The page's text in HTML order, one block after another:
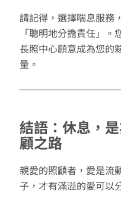
請記得，選擇喘息服務
「聰明地分擔責任」
長照中心願意成為您的
量。
結語：休息，
顧之路
親愛的照顧者，愛是流
子，才有滿溢的愛可以